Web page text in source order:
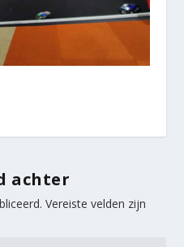
achter
Vereiste velden zijn